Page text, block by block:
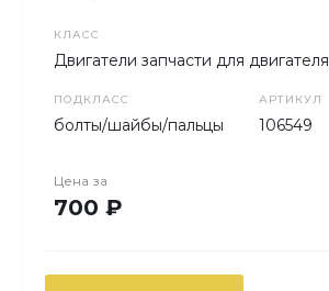
КЛАСС
Двигатели запчасти для двигателя
ПОДКЛАСС
болты/шайбы/пальцы
АРТИКУЛ
106549
Цена за
700 ₽